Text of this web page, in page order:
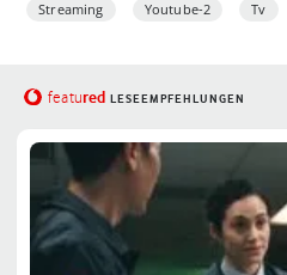
Streaming Youtube-2 Tv
featured LESEEMPFEHLUNGEN